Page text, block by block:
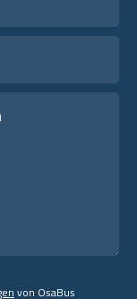
von OsaBus